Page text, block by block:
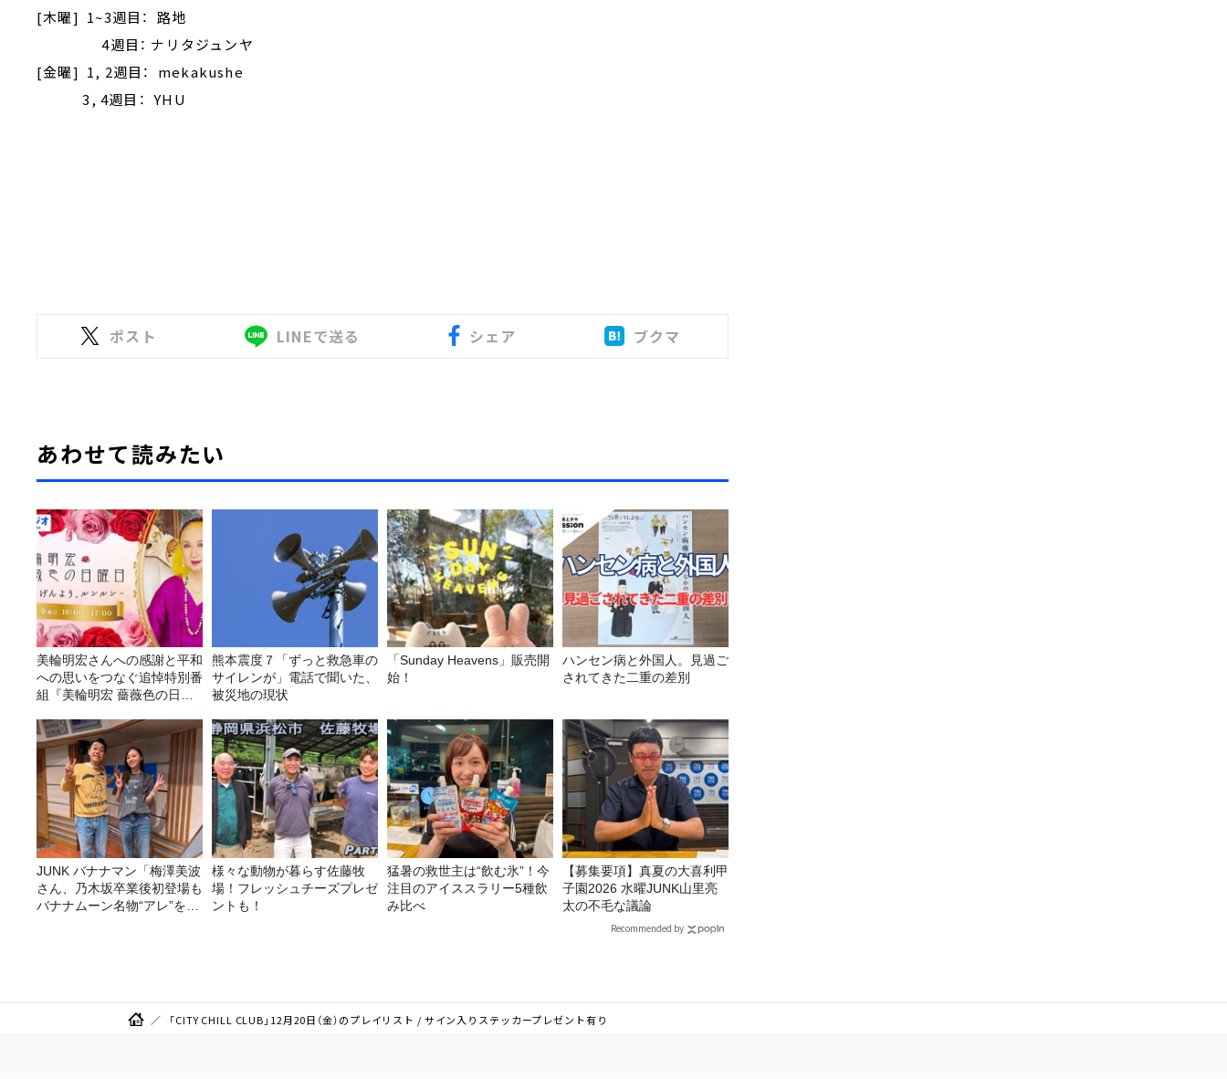
[木曜] 1~3週目： 路地
4週目： ナリタジュンヤ
[金曜] 1, 2週目： mekakushe
3, 4週目： YHU
ポスト LINEで送る シェア ブクマ
あわせて読みたい
美輪明宏さんへの感謝と平和
への思いをつなぐ追悼特別番
組『美輪明宏 薔薇色の日曜
～』8/9（日）16時放送
熊本震度７「ずっと救急車の
サイレンが」電話で聞いた、
被災地の現状
「Sunday Heavens」販売開
始！
ハンセン病と外国人。見過ご
されてきた二重の差別
JUNK バナナマン「梅澤美波
さん、乃木坂卒業後初登場も
バナナムーン名物“アレ”を喰
様々な動物が暮らす佐藤牧
場！フレッシュチーズプレゼ
ントも！
猛暑の救世主は“飲む氷”！今
注目のアイススラリー5種飲
み比べ
【募集要項】真夏の大喜利甲
子園2026 水曜JUNK山里亮
太の不毛な議論
Recommended by
「CITY CHILL CLUB」12月20日（金）のプレイリスト / サイン入りステッカープレゼント有り